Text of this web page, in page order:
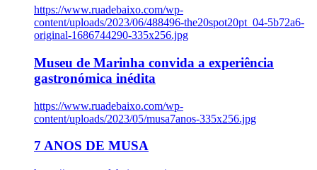
https://www.ruadebaixo.com/wp-
content/uploads/2023/06/488496-the20spot20pt_04-5b72a6-
original-1686744290-335x256.jpg
Museu de Marinha convida a experiência
gastronómica inédita
https://www.ruadebaixo.com/wp-
content/uploads/2023/05/musa7anos-335x256.jpg
7 ANOS DE MUSA